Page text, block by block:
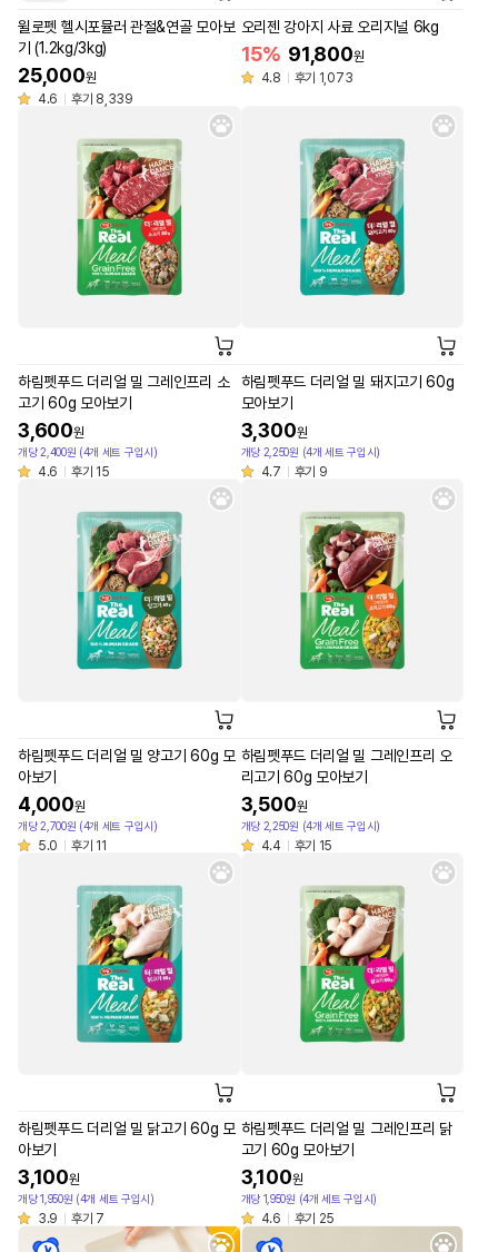
윌로펫 헬시포뮬러 관절&연골 모아보
기 (1.2kg/3kg)
25,000원
4.6
후기 8,339
오리젠 강아지 사료 오리지널 6kg
15% 91,800원
4.8
후기 1,073
하림펫푸드 더리얼 밀 그레인프리 소
고기 60g 모아보기
3,600원
개당 2,400원 (4개 세트 구입시)
4.6 후기 15
하림펫푸드 더리얼 밀 돼지고기 60g
모아보기
3,300원
개당 2,250원 (4개 세트 구입시)
4.7 후기 9
하림펫푸드 더리얼 밀 양고기 60g 모
아보기
4,000원
개당 2,700원 (4개 세트 구입시)
5.0 후기 11
하림펫푸드 더리얼 밀 그레인프리 오
리고기 60g 모아보기
3,500원
개당 2,250원 (4개 세트 구입시)
4.4 후기 15
하림펫푸드 더리얼 밀 닭고기 60g 모
아보기
3,100원
개당 1,950원 (4개 세트 구입시)
3.9 후기 7
하림펫푸드 더리얼 밀 그레인프리 닭
고기 60g 모아보기
3,100원
개당 1,950원 (4개 세트 구입시)
4.6 후기 25